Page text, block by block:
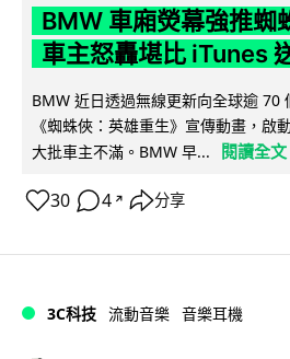
BMW 車廂熒幕強推
車主怒轟堪比 iTunes
BMW 近日透過無線更新向全球逾 70
《蜘蛛俠：英雄重生》宣傳動畫，啟
大批車主不滿。BMW 早...
閱讀全文
30 4 ↗ 分享
3C科技 流動音樂 音樂耳機